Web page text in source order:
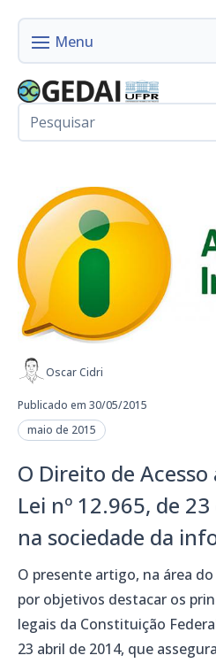
Oscar Cidri
Publicado em 30/05/2015
maio de 2015
O Direito de
Lei nº 12.965, de
na sociedade da
O presente artigo, na área
por objetivos destacar os
legais da Constituição
23 abril de 2014, que